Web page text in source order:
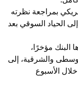
بمراجعة نظرته
الحياد السوقي بعد
البنك مؤخرًا،
والشرقية، إلى
الأسبوع